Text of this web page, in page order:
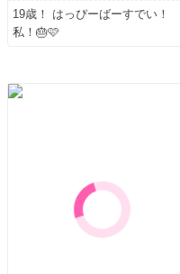
19歳！ はっぴーばーすでい！
私！🎂🩷